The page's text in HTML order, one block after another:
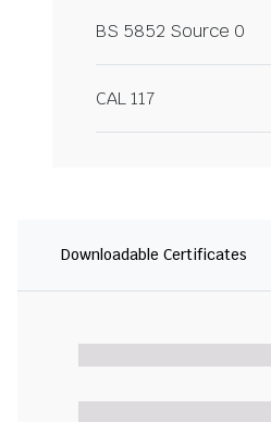
BS 5852 Source 0
CAL 117
Downloadable Certificates